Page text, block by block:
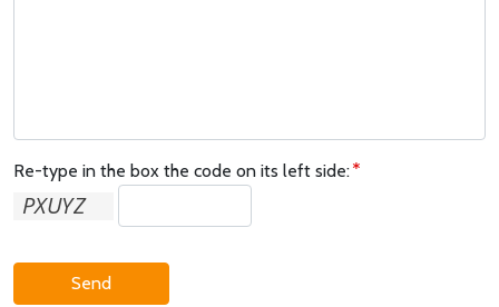
Re-type in the box the code on its left side:
Send